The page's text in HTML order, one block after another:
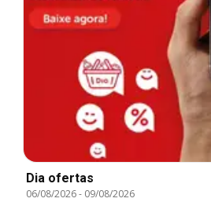
Dia ofertas
06/08/2026- 09/08/2026